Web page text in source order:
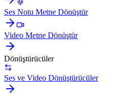
Ses Notu Metne Dönüştür
Video Metne Dönüştür
Dönüştürücüler
Ses ve Video Dönüştürücüler